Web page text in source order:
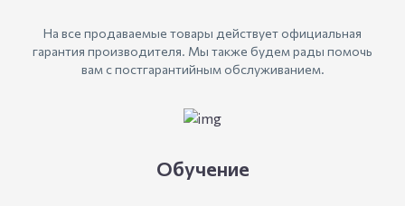
На все продаваемые товары действует официальная
гарантия производителя. Мы также будем рады помочь
вам с постгарантийным обслуживанием.
Обучение